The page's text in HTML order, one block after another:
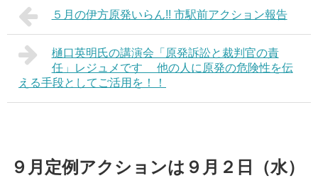
５月の伊方原発いらん!! 市駅前アクション報告
樋口英明氏の講演会「原発訴訟と裁判官の責
任」レジュメです 他の人に原発の危険性を伝
える手段としてご活用を！！
９月定例アクションは９月２日（水）